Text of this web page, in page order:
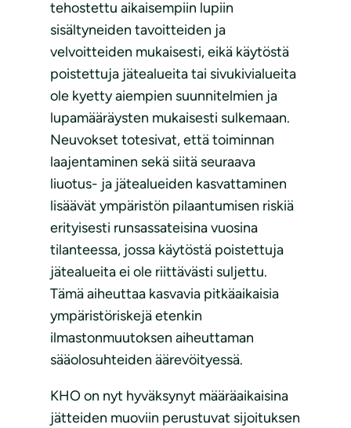
tehostettu aikaisempiin lupiin
sisältyneiden tavoitteiden ja
velvoitteiden mukaisesti, eikä käytöstä
poistettuja jätealueita tai sivukivialueita
ole kyetty aiempien suunnitelmien ja
lupamääräysten mukaisesti sulkemaan.
Neuvokset totesivat, että toiminnan
laajentaminen sekä siitä seuraava
liuotus- ja jätealueiden kasvattaminen
lisäävät ympäristön pilaantumisen riskiä
erityisesti runsassateisina vuosina
tilanteessa, jossa käytöstä poistettuja
jätealueita ei ole riittävästi suljettu.
Tämä aiheuttaa kasvavia pitkäaikaisia
ympäristöriskejä etenkin
ilmastonmuutoksen aiheuttaman
sääolosuhteiden äärevöityessä.
KHO on nyt hyväksynyt määräaikaisina
jätteiden muoviin perustuvat sijoituksen